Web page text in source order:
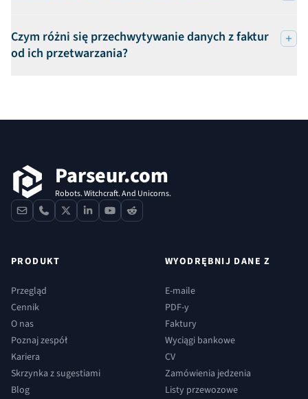
Czym różni się przechwytywanie danych z faktur
od ich przetwarzania?
Parseur.com
Robots. Witchcraft. And Unicorns.
contactphone
x linkedinyoutube
reddit
PRODUKT
Przegląd
Cennik
O nas
Poznaj zespół
Kariera
Skrzynka z sugestiami
Blog
WYODRĘBNIJ DANE Z
E-maile
PDF-y
Faktury
Wyciągi bankowe
CV
Zamówienia jedzenia
Listy przewozowe